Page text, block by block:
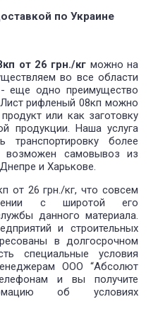
по Украине
от 26 грн./кг можно на
во все области
еще одно преимущество
рифленый 08кп можно
или как заготовку
продукции. Наша услуга
транспортировку более
самовывоз из
и Харькове.
от 26 грн./кг, что совсем
с широтой его
данного материала.
и строительных
в долгосрочном
специальные условия
ООО “Абсолют
и вы получите
об условиях